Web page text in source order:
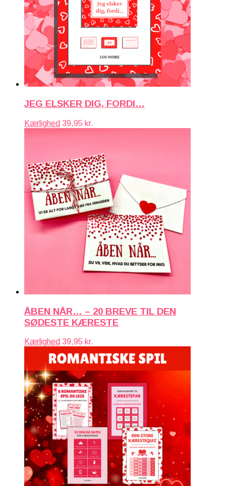
JEG ELSKER DIG, FORDI…
Kærlighed 39,95 kr.
ÅBEN NÅR… – 20 BREVE TIL DEN
SØDESTE KÆRESTE
Kærlighed 39,95 kr.